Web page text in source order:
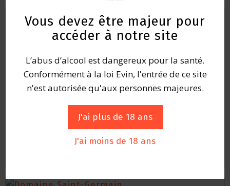
Vous devez être majeur pour
accéder à notre site
L’abus d’alcool est dangereux pour la santé.
Conformément à la loi Evin, l'entrée de ce site
n'est autorisée qu'aux personnes majeures.
J'ai plus de 18 ans
J'ai moins de 18 ans
Domaine BAUDIN Caroline
143 Avenue de Châtillon, Marignier, France